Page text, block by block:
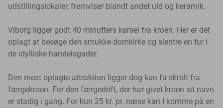
udstillingslokaler, fremviser blandt andet uld og keramik.
Viborg ligger godt 40 minutters kørsel fra kroen. Her er det
oplagt at besøge den smukke domkirke og slentre en tur i
de idylliske handelsgader.
Den mest oplagte attraktion ligger dog kun få skridt fra
færgekroen. For den færgedrift, der har givet kroen sit navn
er stadig i gang. For kun 25 kr. pr. næse kan I komme på en